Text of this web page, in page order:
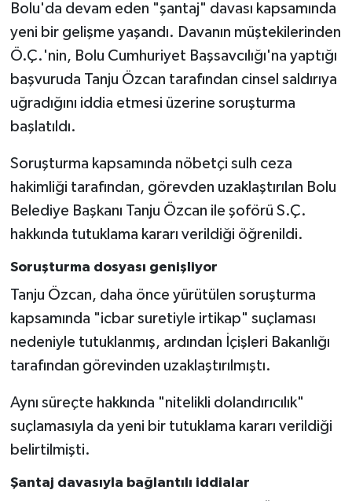
Bolu'da devam eden "şantaj" davası kapsamında
yeni bir gelişme yaşandı. Davanın müştekilerinden
Ö.Ç.'nin, Bolu Cumhuriyet Başsavcılığı'na yaptığı
başvuruda Tanju Özcan tarafından cinsel saldırıya
uğradığını iddia etmesi üzerine soruşturma
başlatıldı.
Soruşturma kapsamında nöbetçi sulh ceza
hakimliği tarafından, görevden uzaklaştırılan Bolu
Belediye Başkanı Tanju Özcan ile şoförü S.Ç.
hakkında tutuklama kararı verildiği öğrenildi.
Soruşturma dosyası genişliyor
Tanju Özcan, daha önce yürütülen soruşturma
kapsamında "icbar suretiyle irtikap" suçlaması
nedeniyle tutuklanmış, ardından İçişleri Bakanlığı
tarafından görevinden uzaklaştırılmıştı.
Aynı süreçte hakkında "nitelikli dolandırıcılık"
suçlamasıyla da yeni bir tutuklama kararı verildiği
belirtilmişti.
Şantaj davasıyla bağlantılı iddialar